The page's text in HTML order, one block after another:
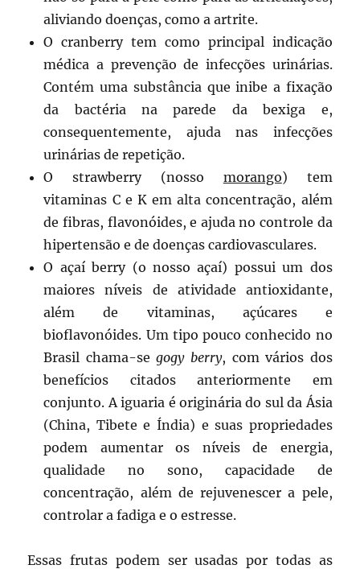
aliviando doenças, como a artrite.
O cranberry tem como principal indicação
médica a prevenção de infecções urinárias.
Contém uma substância que inibe a fixação
da bactéria na parede da bexiga e,
consequentemente, ajuda nas infecções
urinárias de repetição.
O strawberry (nosso morango) tem
vitaminas C e K em alta concentração, além
de fibras, flavonóides, e ajuda no controle da
hipertensão e de doenças cardiovasculares.
O açaí berry (o nosso açaí) possui um dos
maiores níveis de atividade antioxidante,
além de vitaminas, açúcares e
bioflavonóides. Um tipo pouco conhecido no
Brasil chama-segogy berry, com vários dos
benefícios citados anteriormente em
conjunto. A iguaria é originária do sul da Ásia
(China, Tibete e Índia) e suas propriedades
podem aumentar os níveis de energia,
qualidade no sono, capacidade de
concentração, além de rejuvenescer a pele,
controlar a fadiga e o estresse.
Essas frutas podem ser usadas por todas as